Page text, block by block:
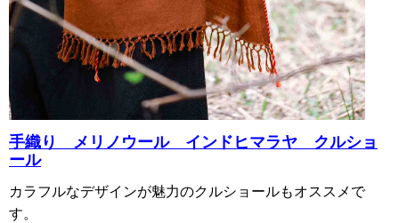
手織り メリノウール インドヒマラヤ クルショ
ール
カラフルなデザインが魅力のクルショールもオススメで
す。